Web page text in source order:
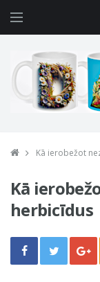
Kā ierobežot
Kā
herbicīdus